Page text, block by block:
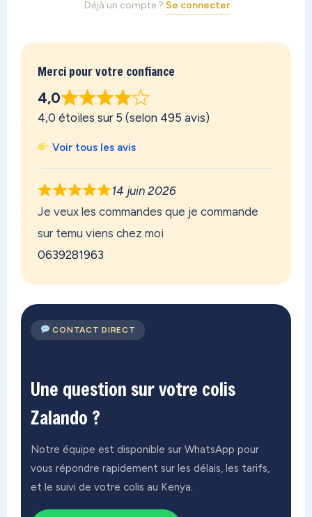
Déjà un compte ? Se connecter
Merci pour votre confiance
4,0
4,0 étoiles sur 5 (selon 495 avis)
Voir tous les avis
14 juin 2026
Je veux les commandes que je commande
sur temu viens chez moi
0639281963
CONTACT DIRECT
Une question sur votre colis
Zalando ?
Notre équipe est disponible sur WhatsApp pour
vous répondre rapidement sur les délais, les tarifs,
et le suivi de votre colis au Kenya.